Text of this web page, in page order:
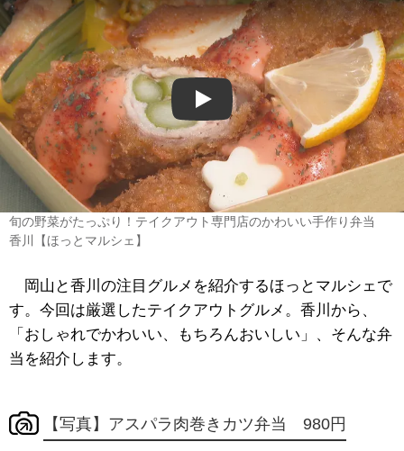
Play
旬の野菜がたっぷり！テイクアウト専門店のかわいい手作り弁当
香川【ほっとマルシェ】
岡山と香川の注目グルメを紹介するほっとマルシェで
す。今回は厳選したテイクアウトグルメ。香川から、
「おしゃれでかわいい、もちろんおいしい」、そんな弁
当を紹介します。
【写真】アスパラ肉巻きカツ弁当 980円